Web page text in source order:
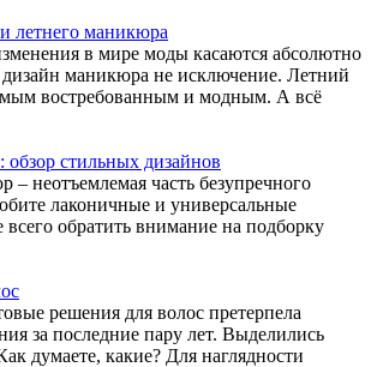
летнего маникюра
в мире моды касаются абсолютно
дизайн маникюра не исключение. Летний
востребованным и модным. А всё
стильных дизайнов
неотъемлемая часть безупречного
лаконичные и универсальные
обратить внимание на подборку
решения для волос претерпела
за последние пару лет. Выделились
думаете, какие? Для наглядности